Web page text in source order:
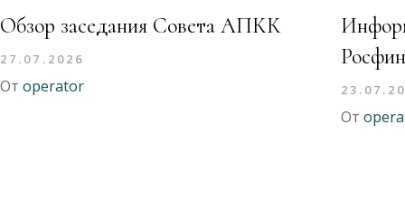
Обзор заседания Совета АПКК
27.07.2026
От operator
От